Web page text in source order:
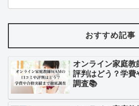
おすすめ記事
オンライン家庭
評判はどう？学費
調査📚